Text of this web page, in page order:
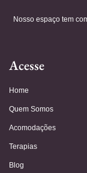
Nosso espaço tem
Acesse
Home
Quem Somos
Acomodações
Terapias
Blog